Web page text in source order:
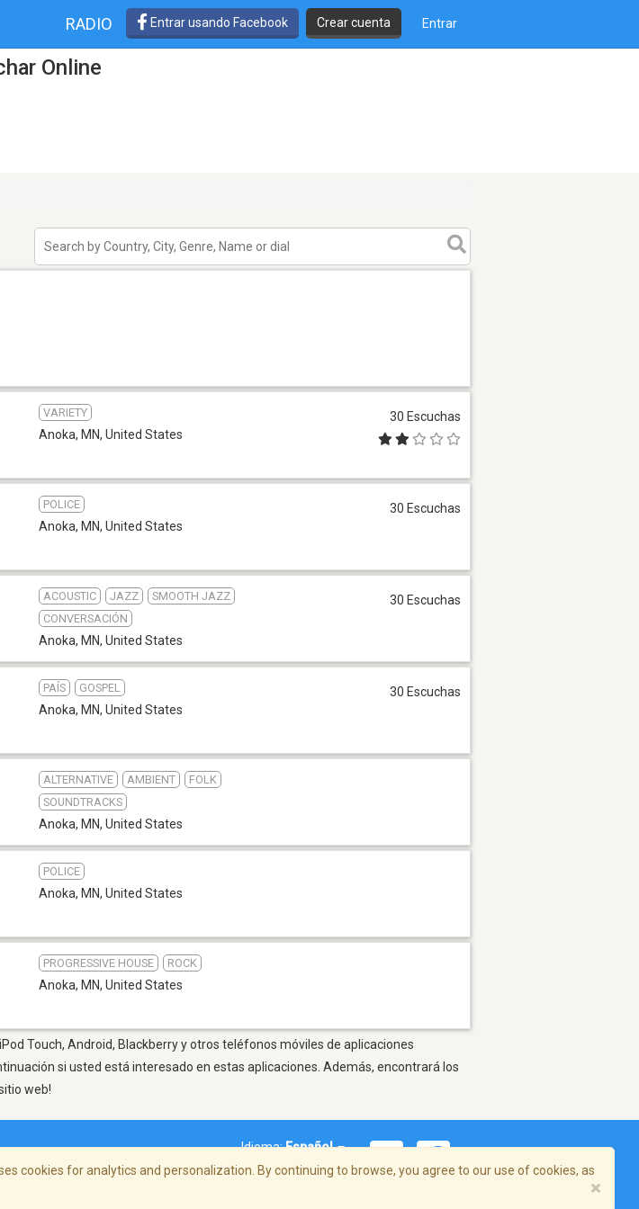
RADIO Entrar usando Facebook Crear cuenta Entrar
Online
VARIETY
Anoka, MN, United States
30 Escuchas
POLICE
Anoka, MN, United States
30 Escuchas
ACOUSTIC JAZZ
SMOOTH JAZZ
CONVERSACIÓN
Anoka, MN, United States
30 Escuchas
PAÍS GOSPEL
Anoka, MN, United States
30 Escuchas
ALTERNATIVE AMBIENT
FOLK
SOUNDTRACKS
Anoka, MN, United States
POLICE
Anoka, MN, United States
PROGRESSIVE HOUSE ROCK
Anoka, MN, United States
Touch, Android, Blackberry y otros teléfonos móviles de aplicaciones
si usted está interesado en estas aplicaciones. Además, encontrará los
web!
Idioma:Español
cookies for analytics and personalization. By continuing to browse, you agree to our use of cookies, as
×